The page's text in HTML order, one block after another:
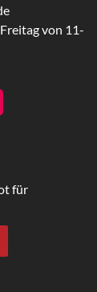
von 11-
für